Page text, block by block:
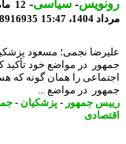
-سیاسی-
15:47
78916935
نجمی؛ مسعود پزشکیان
در مواضع خود تأکید
را همان گونه که هست
در مواضع ...
جمهور-پزشکیان-جمهور